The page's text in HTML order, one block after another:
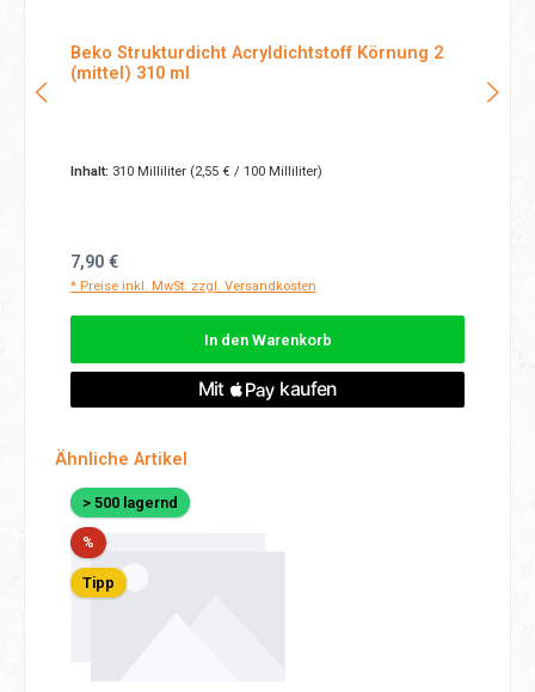
Beko Strukturdicht Acryldichtstoff Körnung 2
(mittel) 310 ml
Inhalt: 310 Milliliter (2,55 € / 100 Milliliter)
Regulärer Preis:
7,90 €
* Preise inkl. MwSt. zzgl. Versandkosten
In den Warenkorb
Produktgalerie überspringen
Ähnliche Artikel
> 500 lagernd
%Rabatt
Tipp